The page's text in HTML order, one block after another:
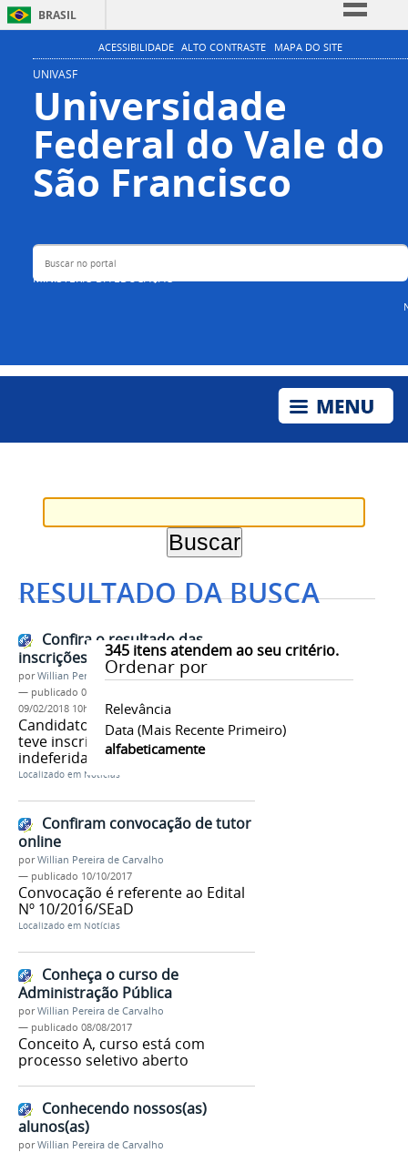
BRASIL
Simplifique!
Participe
Acesso à informação
Legislação
Canais
ACESSIBILIDADE ALTO CONTRASTE MAPA DO SITE
UNIVASF
Universidade
Federal do Vale do
São Francisco
MINISTÉRIO DA EDUCAÇÃO
Buscar no portal
RESULTADO DA BUSCA
345itens atendem ao seu critério.
Ordenar por
Relevância
Data (mais Recente Primeiro)
alfabeticamente
Confira o resultado das
inscrições para o PARFOR
porWillian Pereira de Carvalho
— publicado 09/02/2018
09/02/2018 10h52
Candidato(a) já pode verificar se
teve inscrição deferida ou
indeferida
Localizado em Notícias
Confiram convocação de tutor
online
porWillian Pereira de Carvalho
— publicado 10/10/2017
Convocação é referente ao Edital
Nº 10/2016/SEaD
Localizado em Notícias
Conheça o curso de
Administração Pública
porWillian Pereira de Carvalho
— publicado 08/08/2017
Conceito A, curso está com
processo seletivo aberto
Conhecendo nossos(as)
alunos(as)
porWillian Pereira de Carvalho